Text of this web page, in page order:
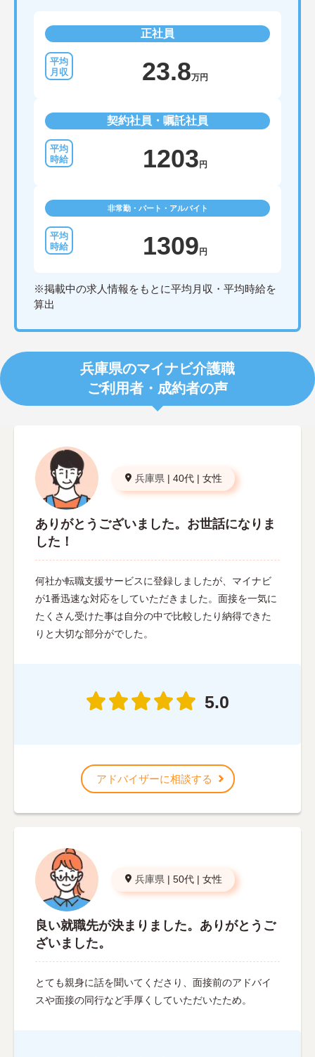
正社員
23.8万円
契約社員・嘱託社員
1203 円
非常勤・パート・アルバイト
1309 円
※掲載中の求人情報をもとに平均月収・平均時給を
算出
兵庫県のマイナビ介護職
ご利用者・成約者の声
兵庫県 | 40代 | 女性
ありがとうございました。お世話になりま
した！
何社か転職支援サービスに登録しましたが、マイナビ
が1番迅速な対応をしていただきました。面接を一気に
たくさん受けた事は自分の中で比較したり納得できた
りと大切な部分がでした。
5.0
アドバイザーに相談する
兵庫県 | 50代 | 女性
良い就職先が決まりました。ありがとうご
ざいました。
とても親身に話を聞いてくださり、面接前のアドバイ
スや面接の同行など手厚くしていただいたため。